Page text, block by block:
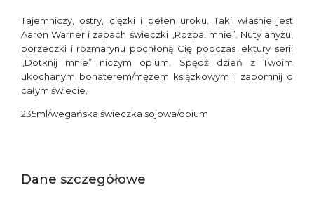
Tajemniczy, ostry, ciężki i pełen uroku. Taki właśnie jest
Aaron Warner i zapach świeczki „Rozpal mnie”. Nuty anyżu,
porzeczki i rozmarynu pochłoną Cię podczas lektury serii
„Dotknij mnie” niczym opium. Spędź dzień z Twoim
ukochanym bohaterem/mężem książkowym i zapomnij o
całym świecie.
235ml/wegańska świeczka sojowa/opium
Dane szczegółowe